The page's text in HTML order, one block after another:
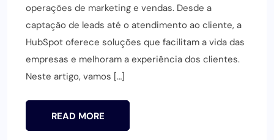
operações de marketing e vendas. Desde a
captação de leads até o atendimento ao cliente, a
HubSpot oferece soluções que facilitam a vida das
empresas e melhoram a experiência dos clientes.
Neste artigo, vamos […]
READ MORE